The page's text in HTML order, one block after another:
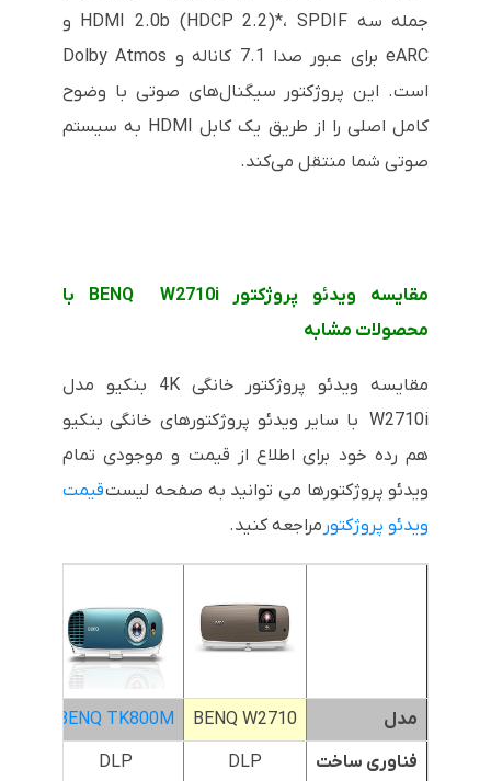
جمله سه HDMI 2.0b (HDCP 2.2)*، SPDIF و
eARC برای عبور صدا 7.1 کاناله و Dolby Atmos
است. این پروژکتور سیگنال‌های صوتی با وضوح
کامل اصلی را از طریق یک کابل HDMI به سیستم
صوتی شما منتقل می‌کند.
مقایسه ویدئو پروژکتور BENQ W2710i با
محصولات مشابه
مقایسه ویدئو پروژکتور خانگی 4K بنکیو مدل
W2710i با سایر ویدئو پروژکتورهای خانگی بنکیو
هم رده خود برای اطلاع از قیمت و موجودی تمام
ویدئو پروژکتورها می توانید به صفحه لیستقیمت
ویدئو پروژکتور مراجعه کنید.
مدل BENQ W2710
BENQ TK800M
فناوری ساخت
DLP
DLP